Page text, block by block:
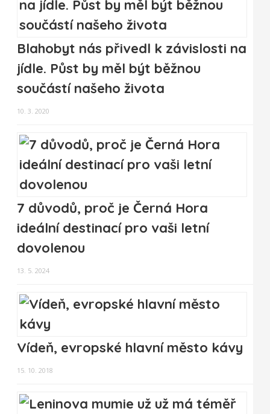
Blahobyt nás přivedl k závislosti na
jídle. Půst by měl být běžnou
součástí našeho života
10. 3. 2020
7 důvodů, proč je Černá Hora
ideální destinací pro vaši letní
dovolenou
13. 5. 2024
Vídeň, evropské hlavní město kávy
15. 10. 2018